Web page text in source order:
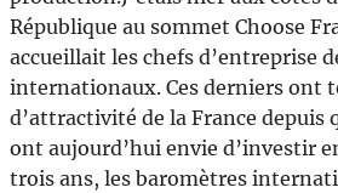
République au sommet Choose
accueillait les chefs d’entreprise
internationaux. Ces derniers ont
d’attractivité de la France depuis
ont aujourd’hui envie d’investir
trois ans, les baromètres